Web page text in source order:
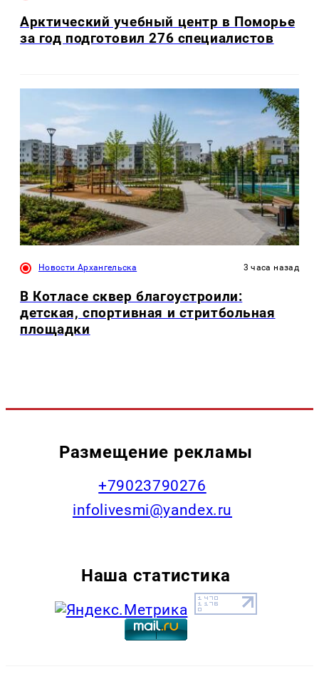
Арктический учебный центр в Поморье
за год подготовил 276 специалистов
Новости Архангельска 3 часа назад
В Котласе сквер благоустроили:
детская, спортивная и стритбольная
площадки
Размещение рекламы
+79023790276
infolivesmi@yandex.ru
Наша статистика